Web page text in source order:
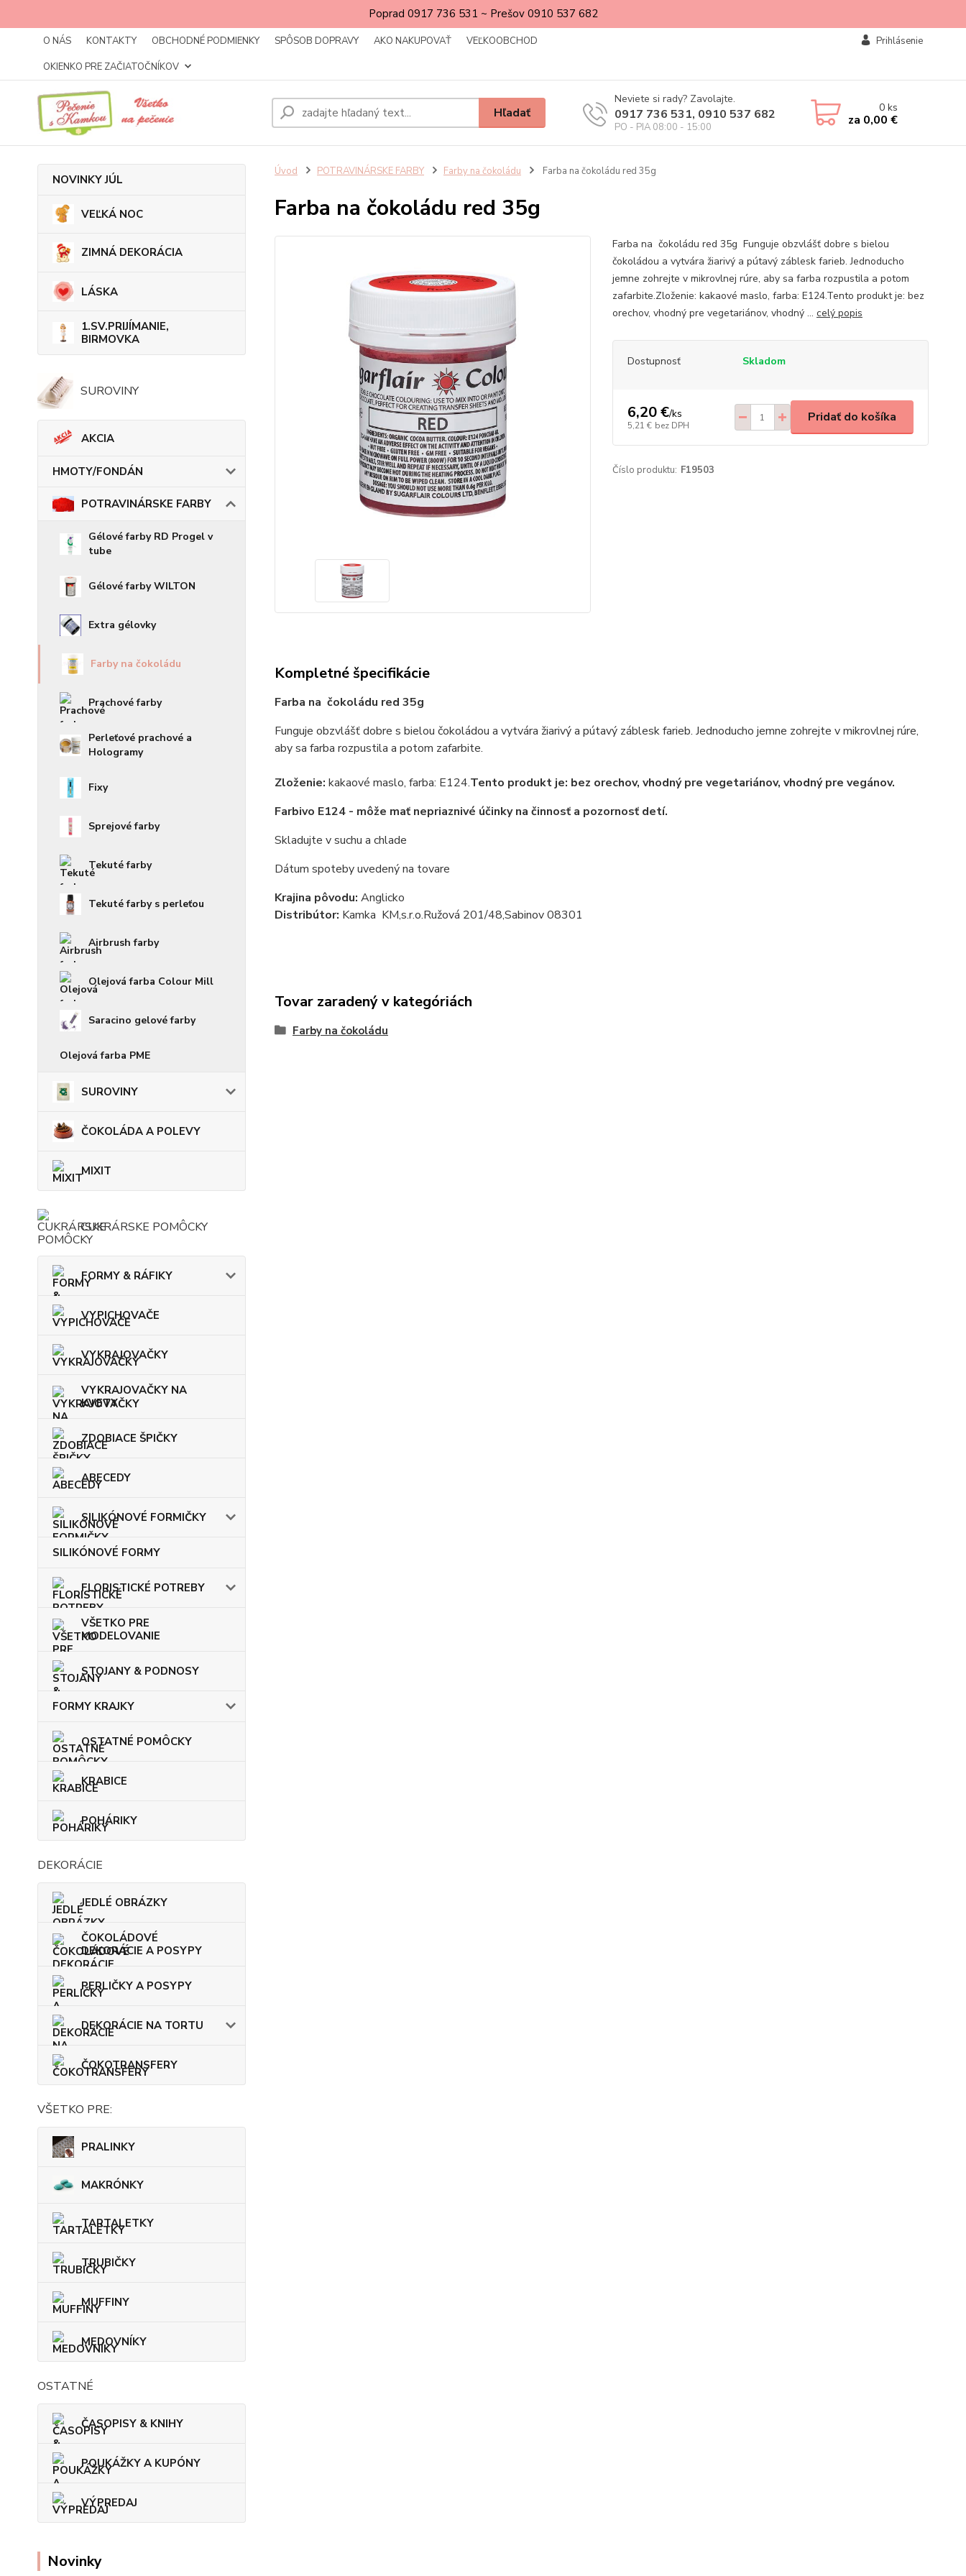
Poprad 0917 736 531 ~ Prešov 0910 537 682
O NÁS KONTAKTY OBCHODNÉ PODMIENKY SPÔSOB DOPRAVY AKO NAKUPOVAŤ
VEĽKOOBCHOD
OKIENKO PRE ZAČIATOČNÍKOV
Prihlásenie
Hľadať
Neviete si rady? Zavolajte.
0917 736 531, 0910 537 682
PO - PIA 08:00 - 15:00
0ks
za 0,00 €
NOVINKY JÚL
VEĽKÁ NOC
ZIMNÁ DEKORÁCIA
LÁSKA
1.SV.PRIJÍMANIE,
BIRMOVKA
SUROVINY
AKCIA
HMOTY/FONDÁN
POTRAVINÁRSKE FARBY
Gélové farby RD Progel v
tube
Gélové farby WILTON
Extra gélovky
Farby na čokoládu
Prachové farby
Perleťové prachové a
Hologramy
Fixy
Sprejové farby
Tekuté farby
Tekuté farby s perleťou
Airbrush farby
Olejová farba Colour Mill
Saracino gelové farby
Olejová farba PME
SUROVINY
ČOKOLÁDA A POLEVY
MIXIT
CUKRÁRSKE POMÔCKY
FORMY & RÁFIKY
VYPICHOVAČE
VYKRAJOVAČKY
VYKRAJOVAČKY NA
KVETY
ZDOBIACE ŠPIČKY
ABECEDY
SILIKÓNOVÉ FORMIČKY
SILIKÓNOVÉ FORMY
FLORISTICKÉ POTREBY
VŠETKO PRE
MODELOVANIE
STOJANY & PODNOSY
FORMY KRAJKY
OSTATNÉ POMÔCKY
KRABICE
POHÁRIKY
DEKORÁCIE
JEDLÉ OBRÁZKY
ČOKOLÁDOVÉ
DEKORÁCIE A POSYPY
PERLIČKY A POSYPY
DEKORÁCIE NA TORTU
ČOKOTRANSFERY
VŠETKO PRE:
PRALINKY
MAKRÓNKY
TARTALETKY
TRUBIČKY
MUFFINY
MEDOVNÍKY
OSTATNÉ
ČASOPISY & KNIHY
POUKÁŽKY A KUPÓNY
VÝPREDAJ
Novinky
Úvod POTRAVINÁRSKE FARBY Farby na čokoládu Farba na čokoládu red 35g
Farba na čokoládu red 35g
Farba na čokoládu red 35g Funguje obzvlášť dobre s bielou
čokoládou a vytvára žiarivý a pútavý záblesk farieb. Jednoducho
jemne zohrejte v mikrovlnej rúre, aby sa farba rozpustila a potom
zafarbite.Zloženie: kakaové maslo, farba: E124.Tento produkt je: bez
orechov, vhodný pre vegetariánov, vhodný ... celý popis
Dostupnosť Skladom
6,20 €/ks
5,21 € bez DPH
Pridať do košíka
Číslo produktu: F19503
Kompletné špecifikácie
Farba na čokoládu red 35g
Funguje obzvlášť dobre s bielou čokoládou a vytvára žiarivý a pútavý záblesk farieb. Jednoducho jemne zohrejte v mikrovlnej rúre,
aby sa farba rozpustila a potom zafarbite.
Zloženie: kakaové maslo, farba: E124.Tento produkt je: bez orechov, vhodný pre vegetariánov, vhodný pre vegánov.
Farbivo E124 - môže mať nepriaznivé účinky na činnosť a pozornosť detí.
Skladujte v suchu a chlade
Dátum spoteby uvedený na tovare
Krajina pôvodu: Anglicko
Distribútor: Kamka KM,s.r.o.Ružová 201/48,Sabinov 08301
Tovar zaradený v kategóriách
Farby na čokoládu